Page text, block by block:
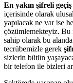
En yakın şifreli
içerisinde olarak
yapılacak ne var ise
çözümlemekteyiz. Bu
sahip olarak bu
tecrübemizle gerek
sizlerin bütün
bir telefon ile bizleri